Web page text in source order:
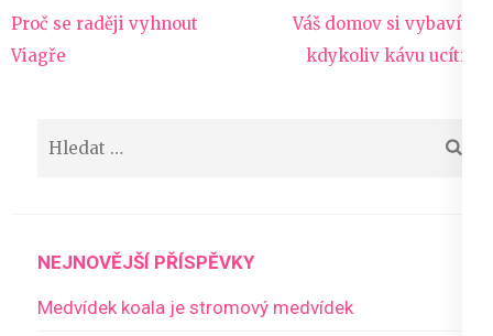
Navigace
pro
Proč se raději vyhnout
Viagře
Váš domov si vybavíte,
kdykoliv kávu ucítíte
NEJNOVĚJŠÍ PŘÍSPĚVKY
Medvídek koala je stromový medvídek